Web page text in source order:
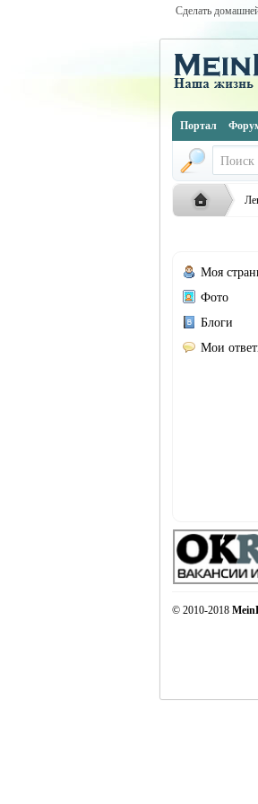
Сделать
Портал
Русская ›
Моя
Фото
Блоги
Мои
© 2010-2018